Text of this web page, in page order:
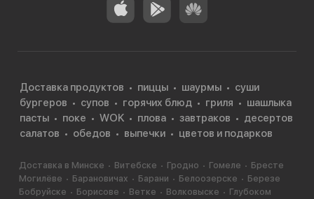
Доставка продуктов пиццы шаурмы
суши
бургеров
супов горячих блюд гриля
шашлыка
пасты
поке WOK плова завтраков
десертов
салатов
обедов выпечки цветов и подарков
Доставка в Минске Витебске Гродно Гомеле
Бресте
Могилёве
Барановичах Барани Белоозерске
Березе
Бобруйске
Борисове Ветке Волковыске
Глубоком